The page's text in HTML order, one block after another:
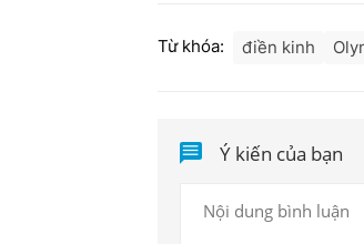
Từ khóa: điền kinh
Ý kiến của bạn